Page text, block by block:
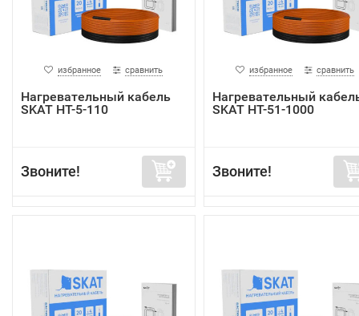
избранное сравнить
Нагревательный кабель
SKAT HT-5-110
Звоните!
избранное сравнить
Нагревательный
SKAT HT-51-1000
Звоните!